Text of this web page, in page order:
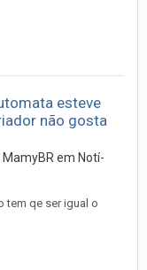
esteve
não gosta
MamyBR em Notí­
qe ser igual o